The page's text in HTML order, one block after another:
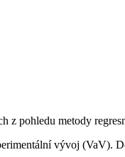
z pohledu metody
vývoj